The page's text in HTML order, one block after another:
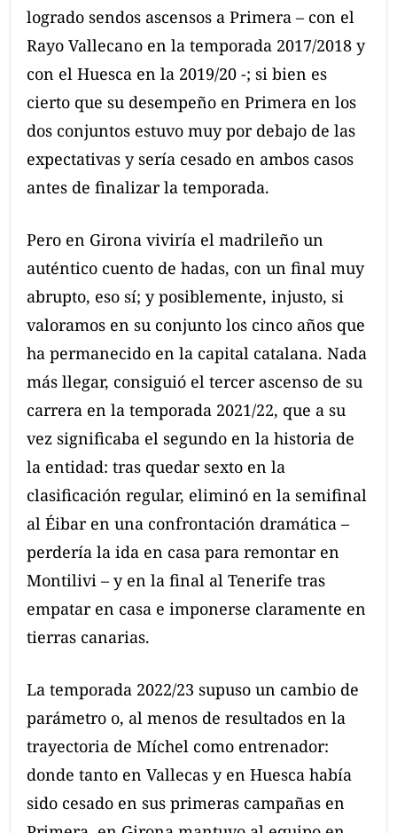
n
logrado sendos ascensos a Primera – con el
Rayo Vallecano en la temporada 2017/2018 y
con el Huesca en la 2019/20 -; si bien es
cierto que su desempeño en Primera en los
dos conjuntos estuvo muy por debajo de las
expectativas y sería cesado en ambos casos
antes de finalizar la temporada.
Pero en Girona viviría el madrileño un
auténtico cuento de hadas, con un final muy
abrupto, eso sí; y posiblemente, injusto, si
valoramos en su conjunto los cinco años que
ha permanecido en la capital catalana. Nada
más llegar, consiguió el tercer ascenso de su
carrera en la temporada 2021/22, que a su
vez significaba el segundo en la historia de
la entidad: tras quedar sexto en la
clasificación regular, eliminó en la semifinal
al Éibar en una confrontación dramática –
perdería la ida en casa para remontar en
Montilivi – y en la final al Tenerife tras
empatar en casa e imponerse claramente en
tierras canarias.
La temporada 2022/23 supuso un cambio de
parámetro o, al menos de resultados en la
trayectoria de Míchel como entrenador:
donde tanto en Vallecas y en Huesca había
sido cesado en sus primeras campañas en